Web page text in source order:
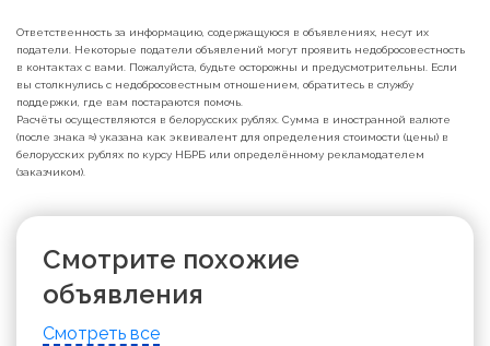
Ответственность за информацию, содержащуюся в объявлениях, несут их
податели. Некоторые податели объявлений могут проявить недобросовестность
в контактах с вами. Пожалуйста, будьте осторожны и предусмотрительны. Если
вы столкнулись с недобросовестным отношением, обратитесь в службу
поддержки, где вам постараются помочь.
Расчёты осуществляются в белорусских рублях. Сумма в иностранной валюте
(после знака ≈) указана как эквивалент для определения стоимости (цены) в
белорусских рублях по курсу НБРБ или определённому рекламодателем
(заказчиком).
Смотрите похожие
объявления
Смотреть все